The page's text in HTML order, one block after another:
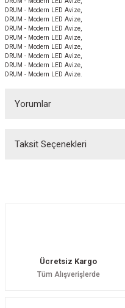
DRUM - Modern LED Avize,
DRUM - Modern LED Avize,
DRUM - Modern LED Avize,
DRUM - Modern LED Avize,
DRUM - Modern LED Avize,
DRUM - Modern LED Avize,
DRUM - Modern LED Avize,
DRUM - Modern LED Avize.
Yorumlar
Taksit Seçenekleri
Ücretsiz Kargo
Tüm Alışverişlerde